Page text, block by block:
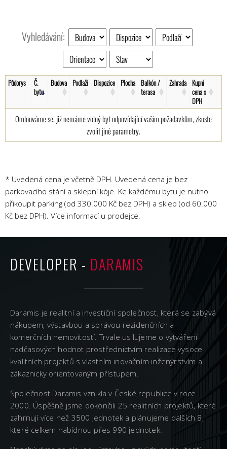
Vyhledávání:
Půdorys
Č.
bytu
Budova Podlaží Dispozice Plocha Balkón /
terasa
Zahrada Kupní
cena s
DPH
Omlouváme se, již nemáme volný byt odpovídající vaším požadavkům, zkuste
zvolit jiné parametry.
* Uvedená cena je včetně DPH. Uvedená cena je bez
parkovacího stání a sklepní kóje. Ke každému bytu je nutno
přikoupit parking (od 330.000 Kč bez DPH) a sklep (od 60.000
Kč bez DPH). Více informací u prodejce.
DEVELOPER - DARAMIS
Daramis je realitní a investiční společnost, která se zabývá
nákupem, výstavbou a správou rezidenčních a
komerčních nemovitostí. Trvale usilujeme o vytváření
nadčasových hodnot prostřednictvím realizace vysoce
kvalitních projektů s vlastním inovačním inženýrstvím a
zákaznicky orientovaným přístupem.
Společnost Daramis vznikla v České republice v roce
2000. Úspěšně jsme dokončili 25 realitních projektů, které
zahrnují více než 3500 jednotek a plánujeme dalších 8,
které celkem nabídnou přes 990 jednotek.